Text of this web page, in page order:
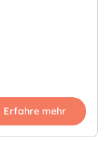
Erfahre mehr